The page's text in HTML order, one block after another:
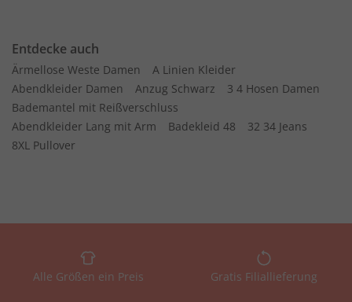
Entdecke auch
Ärmellose Weste Damen
A Linien Kleider
Abendkleider Damen
Anzug Schwarz
3 4 Hosen Damen
Bademantel mit Reißverschluss
Abendkleider Lang mit Arm
Badekleid 48
32 34 Jeans
8XL Pullover
Alle Größen ein Preis Gratis Filiallieferung